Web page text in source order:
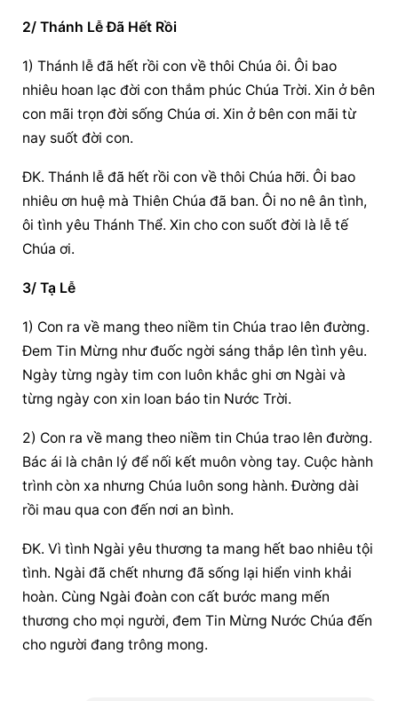
2/ Thánh Lễ Đã Hết Rồi
1) Thánh lễ đã hết rồi con về thôi Chúa ôi. Ôi bao
nhiêu hoan lạc đời con thắm phúc Chúa Trời. Xin ở bên
con mãi trọn đời sống Chúa ơi. Xin ở bên con mãi từ
nay suốt đời con.
ĐK. Thánh lễ đã hết rồi con về thôi Chúa hỡi. Ôi bao
nhiêu ơn huệ mà Thiên Chúa đã ban. Ôi no nê ân tình,
ôi tình yêu Thánh Thể. Xin cho con suốt đời là lễ tế
Chúa ơi.
3/ Tạ Lễ
1) Con ra về mang theo niềm tin Chúa trao lên đường.
Đem Tin Mừng như đuốc ngời sáng thắp lên tình yêu.
Ngày từng ngày tim con luôn khắc ghi ơn Ngài và
từng ngày con xin loan báo tin Nước Trời.
2) Con ra về mang theo niềm tin Chúa trao lên đường.
Bác ái là chân lý để nối kết muôn vòng tay. Cuộc hành
trình còn xa nhưng Chúa luôn song hành. Đường dài
rồi mau qua con đến nơi an bình.
ĐK. Vì tình Ngài yêu thương ta mang hết bao nhiêu tội
tình. Ngài đã chết nhưng đã sống lại hiển vinh khải
hoàn. Cùng Ngài đoàn con cất bước mang mến
thương cho mọi người, đem Tin Mừng Nước Chúa đến
cho người đang trông mong.